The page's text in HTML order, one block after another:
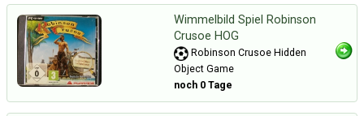
Wimmelbild Spiel Robinson
Crusoe HOG
Robinson Crusoe Hidden
Object Game
noch 0 Tage